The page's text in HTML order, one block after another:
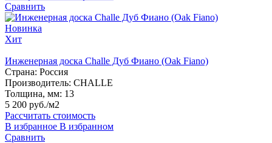
Сравнить
Новинка
Хит
Инженерная доска Challe Дуб Фиано (Oak Fiano)
Страна: Россия
Производитель: CHALLE
Толщина, мм: 13
5 200 руб./м2
Рассчитать стоимость
В избранное В избранном
Сравнить